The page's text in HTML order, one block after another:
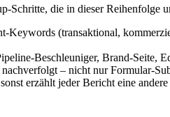
die in dieser Reihenfolge
(transaktional,
Beschleuniger, Brand-
– nicht nur Formular-
erzählt jeder Bericht eine